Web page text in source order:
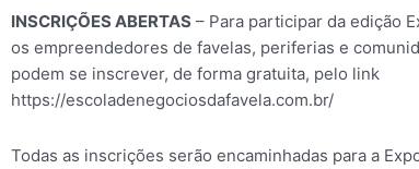
INSCRIÇÕES ABERTAS – Para participar da edição
os empreendedores de favelas, periferias e
podem se inscrever, de forma gratuita, pelo link
https://escoladenegociosdafavela.com.br/
Todas as inscrições serão encaminhadas para a